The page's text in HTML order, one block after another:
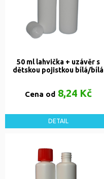
50 ml lahvička + uzávěr s
dětskou pojistkou bílá/bílá
Cena od8,24 Kč
DETAIL